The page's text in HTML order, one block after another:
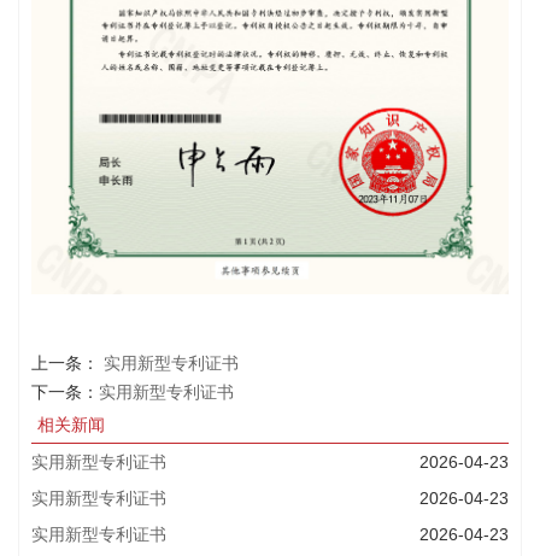
上一条： 实用新型专利证书
下一条： 实用新型专利证书
相关新闻
实用新型专利证书
2026-04-23
实用新型专利证书
2026-04-23
实用新型专利证书
2026-04-23